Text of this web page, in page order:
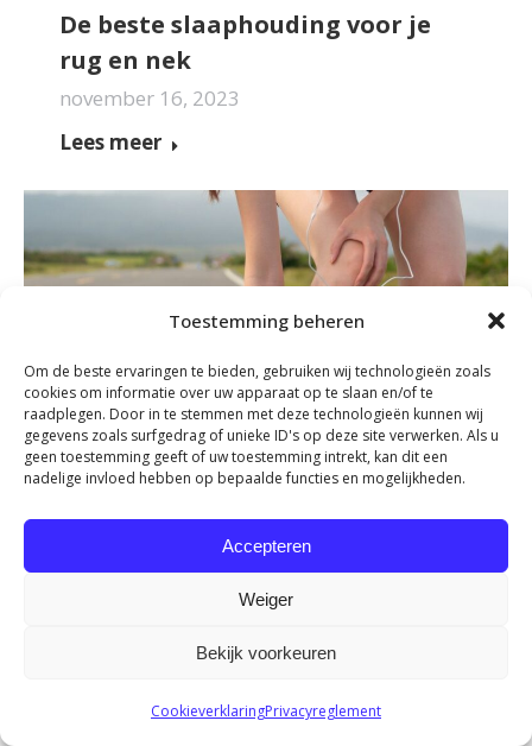
Toestemming beheren
Om de beste ervaringen te bieden, gebruiken wij technologieën zoals
cookies om informatie over uw apparaat op te slaan en/of te
raadplegen. Door in te stemmen met deze technologieën kunnen wij
gegevens zoals surfgedrag of unieke ID's op deze site verwerken. Als u
geen toestemming geeft of uw toestemming intrekt, kan dit een
nadelige invloed hebben op bepaalde functies en mogelijkheden.
Accepteren
Weiger
Bekijk voorkeuren
CookieverklaringPrivacyreglement
De beste slaaphouding voor je
rug en nek
november 16, 2023
Lees meer
Waarom hebben vrouwelijke
sporters meer risico op
juli 19, 2023